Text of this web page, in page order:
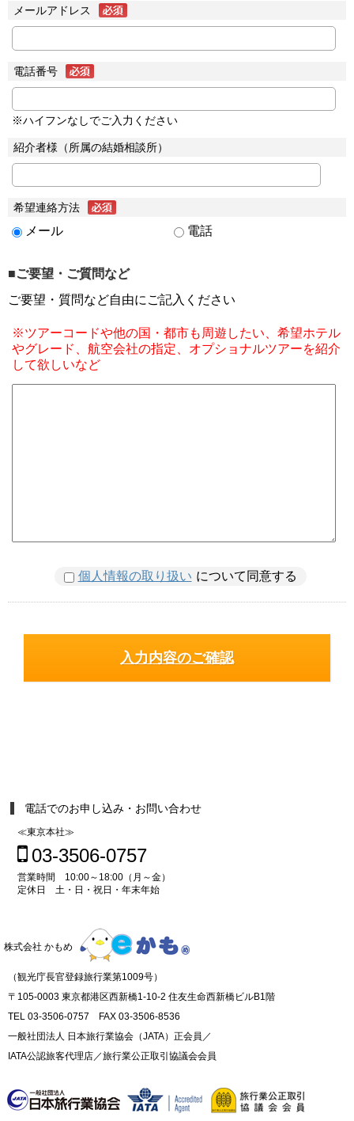
メールアドレス
電話番号
※ハイフンなしでご入力ください
紹介者様（所属の結婚相談所）
希望連絡方法
メール 電話
■ご要望・ご質問など
ご要望・質問など自由にご記入ください
※ツアーコードや他の国・都市も周遊したい、希望ホテル
やグレード、航空会社の指定、オプショナルツアーを紹介
して欲しいなど
個人情報の取り扱い について同意する
電話でのお申し込み・お問い合わせ
≪東京本社≫
03-3506-0757
営業時間 10:00～18:00（月～金）
定休日 土・日・祝日・年末年始
株式会社 かもめ
（観光庁長官登録旅行業第1009号）
〒105-0003 東京都港区西新橋1-10-2 住友生命西新橋ビルB1階
TEL 03-3506-0757 FAX 03-3506-8536
一般社団法人 日本旅行業協会（JATA）正会員／
IATA公認旅客代理店／旅行業公正取引協議会会員